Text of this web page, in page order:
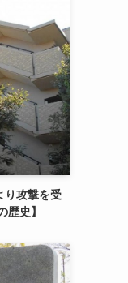
り攻撃を受
歴史】